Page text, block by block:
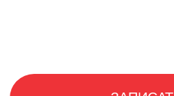
КАК